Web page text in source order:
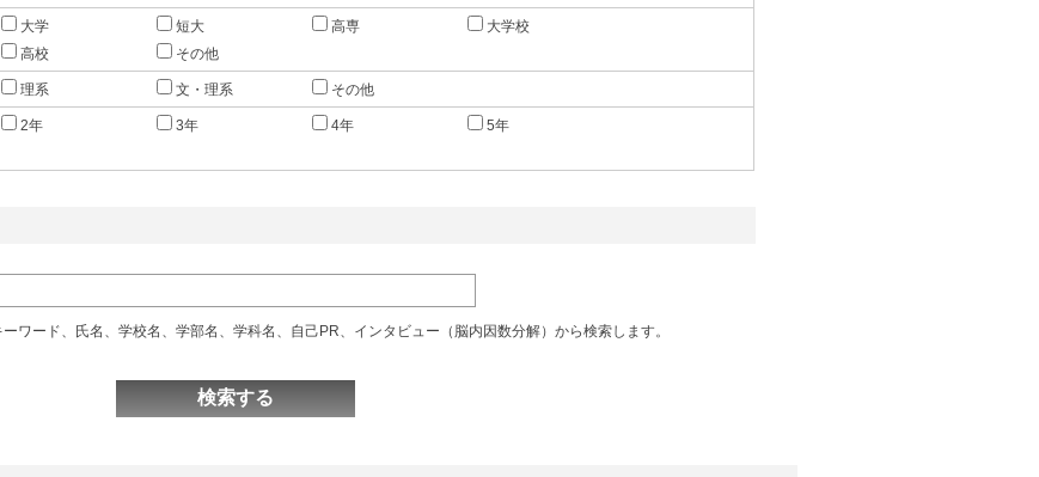
大学 短大 高専
大学校
高校 その他
理系 文・理系 その他
2年 3年 4年
5年
ワード、氏名、学校名、学部名、学科名、自己PR、インタビュー（脳内因数分解）から検索します。